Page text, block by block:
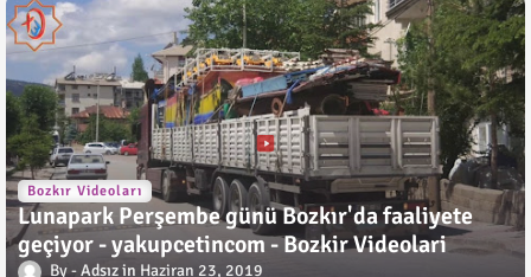
Bozkır Videoları
Lunapark Perşembe günü Bozkır'da faaliyete
geçiyor - yakupcetincom - Bozkir Videolari
Adsız Haziran 23, 2019